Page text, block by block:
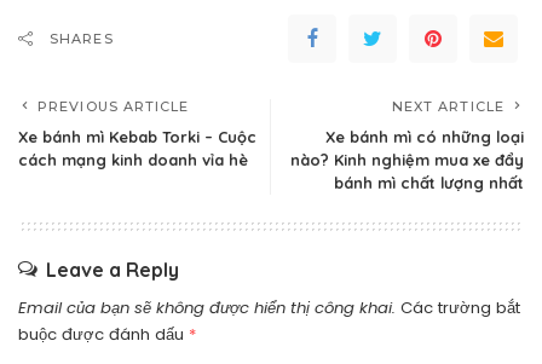
SHARES
PREVIOUS ARTICLE
Xe bánh mì Kebab Torki – Cuộc
cách mạng kinh doanh vỉa hè
NEXT ARTICLE
Xe bánh mì có những loại
nào? Kinh nghiệm mua xe đẩy
bánh mì chất lượng nhất
Leave a Reply
Email của bạn sẽ không được hiển thị công khai. Các trường bắt
buộc được đánh dấu *